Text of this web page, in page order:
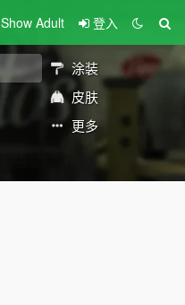
Show Adult 登入
涂装
皮肤
更多